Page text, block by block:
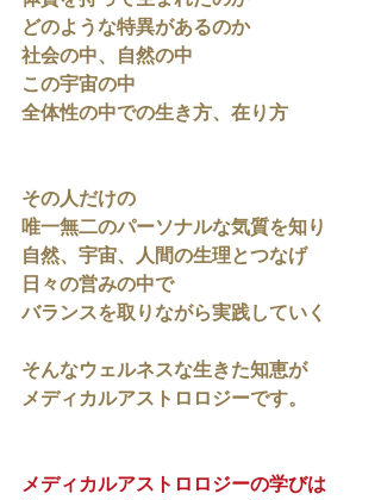
どのような特異があるのか
社会の中、自然の中
この宇宙の中
全体性の中での生き方、在り方
その人だけの
唯一無二のパーソナルな気質を知り
自然、宇宙、人間の生理とつなげ
日々の営みの中で
バランスを取りながら実践していく
そんなウェルネスな生きた知恵が
メディカルアストロロジーです。
メディカルアストロロジーの学びは